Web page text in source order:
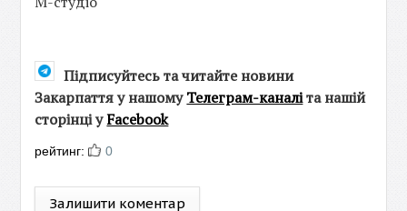
Підписуйтесь та читайте новини
Закарпаття у нашомуТелеграм-каналіта нашій
сторінці уFacebook
рейтинг: 0
Залишити коментар